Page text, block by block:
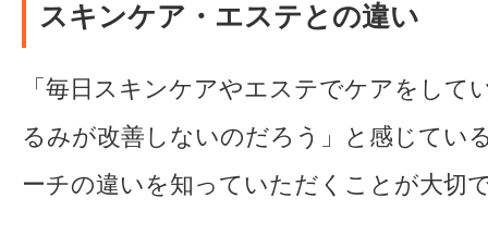
スキンケア・エステとの違い
「毎日スキンケアやエステでケアをして
るみが改善しないのだろう」と感じてい
ーチの違いを知っていただくことが大切